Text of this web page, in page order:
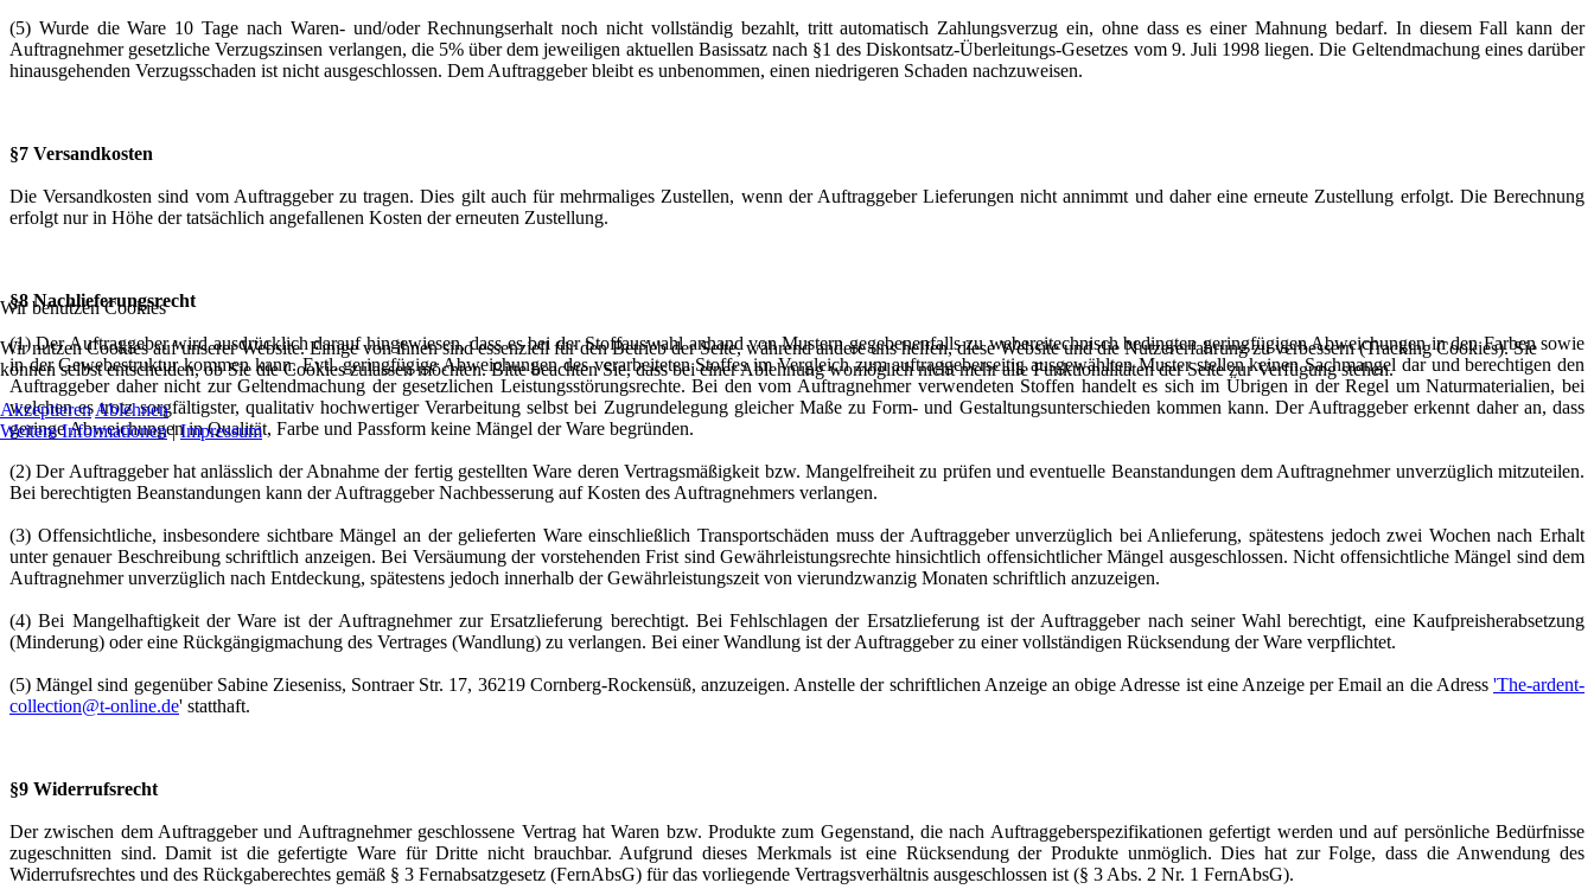
(5) Wurde die Ware 10 Tage nach Waren- und/oder Rechnungserhalt noch nicht vollständig bezahlt, tritt automatisch Zahlungsverzug ein, ohne dass es einer Mahnung bedarf. In diesem Fall kann der
Auftragnehmer gesetzliche Verzugszinsen verlangen, die 5% über dem jeweiligen aktuellen Basissatz nach §1 des Diskontsatz-Überleitungs-Gesetzes vom 9. Juli 1998 liegen. Die Geltendmachung eines darüber
hinausgehenden Verzugsschaden ist nicht ausgeschlossen. Dem Auftraggeber bleibt es unbenommen, einen niedrigeren Schaden nachzuweisen.
§7 Versandkosten
Die Versandkosten sind vom Auftraggeber zu tragen. Dies gilt auch für mehrmaliges Zustellen, wenn der Auftraggeber Lieferungen nicht annimmt und daher eine erneute Zustellung erfolgt. Die Berechnung
erfolgt nur in Höhe der tatsächlich angefallenen Kosten der erneuten Zustellung.
§8 Nachlieferungsrecht
(1) Der Auftraggeber wird ausdrücklich darauf hingewiesen, dass es bei der Stoffauswahl anhand von Mustern gegebenenfalls zu webereitechnisch bedingten geringfügigen Abweichungen in den Farben sowie
in der Gewebestruktur kommen kann. Evtl. geringfügige Abweichungen des verarbeiteten Stoffes im Vergleich zum auftraggeberseitig ausgewählten Muster stellen keinen Sachmangel dar und berechtigen den
Auftraggeber daher nicht zur Geltendmachung der gesetzlichen Leistungsstörungsrechte. Bei den vom Auftragnehmer verwendeten Stoffen handelt es sich im Übrigen in der Regel um Naturmaterialien, bei
welchen es trotz sorgfältigster, qualitativ hochwertiger Verarbeitung selbst bei Zugrundelegung gleicher Maße zu Form- und Gestaltungsunterschieden kommen kann. Der Auftraggeber erkennt daher an, dass
geringe Abweichungen in Qualität, Farbe und Passform keine Mängel der Ware begründen.
(2) Der Auftraggeber hat anlässlich der Abnahme der fertig gestellten Ware deren Vertragsmäßigkeit bzw. Mangelfreiheit zu prüfen und eventuelle Beanstandungen dem Auftragnehmer unverzüglich mitzuteilen.
Bei berechtigten Beanstandungen kann der Auftraggeber Nachbesserung auf Kosten des Auftragnehmers verlangen.
(3) Offensichtliche, insbesondere sichtbare Mängel an der gelieferten Ware einschließlich Transportschäden muss der Auftraggeber unverzüglich bei Anlieferung, spätestens jedoch zwei Wochen nach Erhalt
unter genauer Beschreibung schriftlich anzeigen. Bei Versäumung der vorstehenden Frist sind Gewährleistungsrechte hinsichtlich offensichtlicher Mängel ausgeschlossen. Nicht offensichtliche Mängel sind dem
Auftragnehmer unverzüglich nach Entdeckung, spätestens jedoch innerhalb der Gewährleistungszeit von vierundzwanzig Monaten schriftlich anzuzeigen.
(4) Bei Mangelhaftigkeit der Ware ist der Auftragnehmer zur Ersatzlieferung berechtigt. Bei Fehlschlagen der Ersatzlieferung ist der Auftraggeber nach seiner Wahl berechtigt, eine Kaufpreisherabsetzung
(Minderung) oder eine Rückgängigmachung des Vertrages (Wandlung) zu verlangen. Bei einer Wandlung ist der Auftraggeber zu einer vollständigen Rücksendung der Ware verpflichtet.
(5) Mängel sind gegenüber Sabine Zieseniss, Sontraer Str. 17, 36219 Cornberg-Rockensüß, anzuzeigen. Anstelle der schriftlichen Anzeige an obige Adresse ist eine Anzeige per Email an die Adress 'The-ardent-
collection@t-online.de' statthaft.
§9 Widerrufsrecht
Der zwischen dem Auftraggeber und Auftragnehmer geschlossene Vertrag hat Waren bzw. Produkte zum Gegenstand, die nach Auftraggeberspezifikationen gefertigt werden und auf persönliche Bedürfnisse
zugeschnitten sind. Damit ist die gefertigte Ware für Dritte nicht brauchbar. Aufgrund dieses Merkmals ist eine Rücksendung der Produkte unmöglich. Dies hat zur Folge, dass die Anwendung des
Widerrufsrechtes und des Rückgaberechtes gemäß § 3 Fernabsatzgesetz (FernAbsG) für das vorliegende Vertragsverhältnis ausgeschlossen ist (§ 3 Abs. 2 Nr. 1 FernAbsG).
Wir benutzen Cookies
Wir nutzen Cookies auf unserer Website. Einige von ihnen sind essenziell für den Betrieb der Seite, während andere uns helfen, diese Website und die Nutzererfahrung zu verbessern (Tracking Cookies). Sie
können selbst entscheiden, ob Sie die Cookies zulassen möchten. Bitte beachten Sie, dass bei einer Ablehnung womöglich nicht mehr alle Funktionalitäten der Seite zur Verfügung stehen.
Akzeptieren Ablehnen
Weitere Informationen|Impressum